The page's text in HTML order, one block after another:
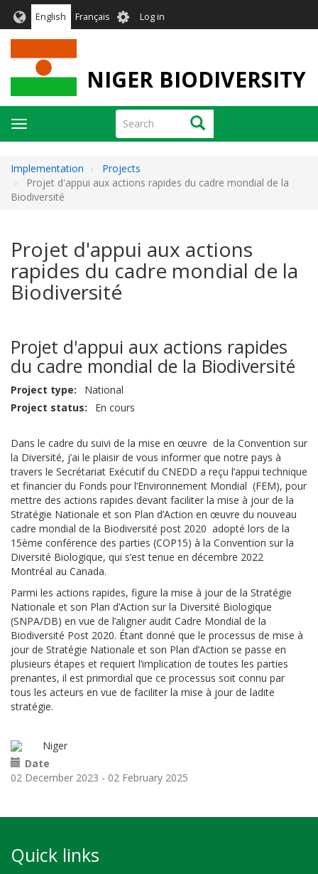
English Français User
account
Log in
NIGER BIODIVERSITY
Search Search
Toggle
navigation
Implementation
Projects
Projet d'appui aux actions rapides du cadre mondial de la
Biodiversité
Projet d'appui aux actions
rapides du cadre mondial de la
Biodiversité
Projet d'appui aux actions rapides
du cadre mondial de la Biodiversité
Project type
National
Project status
En cours
Dans le cadre du suivi de la mise en œuvre de la Convention sur
la Diversité, j’ai le plaisir de vous informer que notre pays à
travers le Secrétariat Exécutif du CNEDD a reçu l’appui technique
et financier du Fonds pour l’Environnement Mondial (FEM), pour
mettre des actions rapides devant faciliter la mise à jour de la
Stratégie Nationale et son Plan d’Action en œuvre du nouveau
cadre mondial de la Biodiversité post 2020 adopté lors de la
15ème conférence des parties (COP15) à la Convention sur la
Diversité Biologique, qui s’est tenue en décembre 2022
Montréal au Canada.
Parmi les actions rapides, figure la mise à jour de la Stratégie
Nationale et son Plan d’Action sur la Diversité Biologique
(SNPA/DB) en vue de l’aligner audit Cadre Mondial de la
Biodiversité Post 2020. Étant donné que le processus de mise à
jour de Stratégie Nationale et son Plan d’Action se passe en
plusieurs étapes et requiert l’implication de toutes les parties
prenantes, il est primordial que ce processus soit connu par
tous les acteurs en vue de faciliter la mise à jour de ladite
stratégie.
Niger
Date
02 December 2023 - 02 February 2025
Quick links